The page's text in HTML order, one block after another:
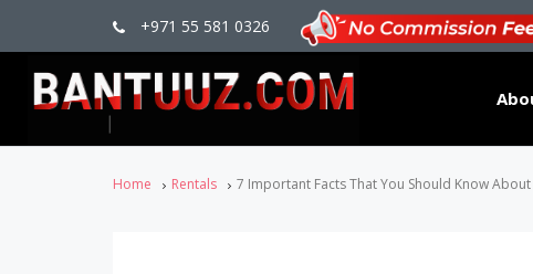
+971 55 581 0326
Home Rentals 7 Important Facts That You Should Know About